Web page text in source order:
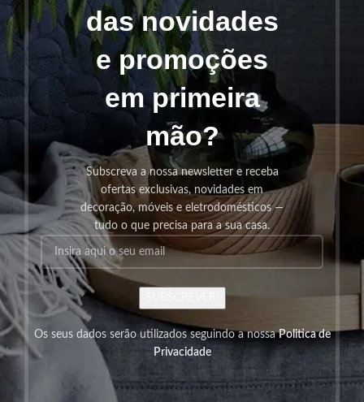
das novidades
e promoções
em primeira
mão?
Subscreva a nossa newsletter e receba
ofertas exclusivas, novidades em
decoração, móveis e eletrodomésticos —
tudo o que precisa para a sua casa.
Os seus dados serão utilizados seguindo a nossaPolitica de
Privacidade